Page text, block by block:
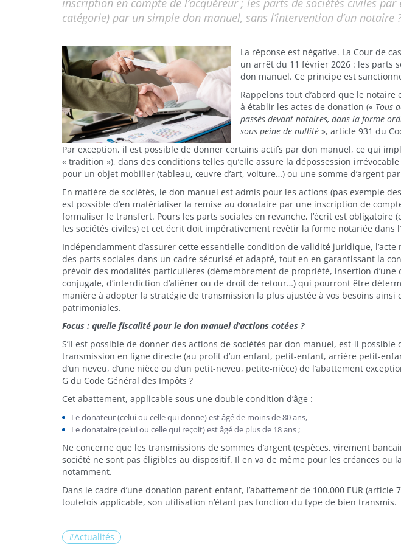
inscription en compte de l’acquéreur ; les parts de sociétés civiles
catégorie) par un simple don manuel, sans l’intervention d’un notaire
La réponse est négative. La Cour de
un arrêt du 11 février 2026 : les parts
don manuel. Ce principe est
Rappelons tout d’abord que le
à établir les actes de donation (« Tous
passés devant notaires, dans la forme
sous peine de nullité », article 931 du
Par exception, il est possible de donner certains actifs par don manuel, ce qui
« tradition »), dans des conditions telles qu’elle assure la dépossession
pour un objet mobilier (tableau, œuvre d’art, voiture…) ou une somme d’argent
En matière de sociétés, le don manuel est admis pour les actions (pas exemple
est possible d’en matérialiser la remise au donataire par une inscription de
formaliser le transfert. Pours les parts sociales en revanche, l’écrit est obligatoire
les sociétés civiles) et cet écrit doit impérativement revêtir la forme notariée dans
Indépendamment d’assurer cette essentielle condition de validité juridique,
des parts sociales dans un cadre sécurisé et adapté, tout en en garantissant la
prévoir des modalités particulières (démembrement de propriété, insertion d’une
conjugale, d’interdiction d’aliéner ou de droit de retour…) qui pourront être
manière à adopter la stratégie de transmission la plus ajustée à vos besoins ainsi
patrimoniales.
Focus : quelle fiscalité pour le don manuel d’actions cotées ?
S’il est possible de donner des actions de sociétés par don manuel, est-il possible
transmission en ligne directe (au profit d’un enfant, petit-enfant, arrière petit-
d’un neveu, d’une nièce ou d’un petit-neveu, petite-nièce) de l’abattement
G du Code Général des Impôts ?
Cet abattement, applicable sous une double condition d’âge :
Le donateur (celui ou celle qui donne) est âgé de moins de 80 ans,
Le donataire (celui ou celle qui reçoit) est âgé de plus de 18 ans ;
Ne concerne que les transmissions de sommes d’argent (espèces, virement
société ne sont pas éligibles au dispositif. Il en va de même pour les créances ou
notamment.
Dans le cadre d’une donation parent-enfant, l’abattement de 100.000 EUR (article
toutefois applicable, son utilisation n’étant pas fonction du type de bien transmis.
Actualités